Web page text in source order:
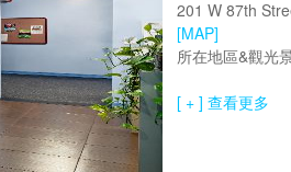
201 W 87th
[MAP]
所在地區&觀光
[ + ] 查看更多